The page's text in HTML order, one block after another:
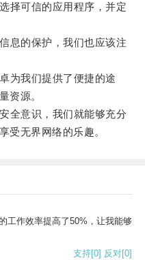
可信的应用程序，并定
的保护，我们也应该注
我们提供了便捷的途
资源。
意识，我们就能够充分
受无界网络的乐趣。
工作效率提高了50%，让我能够
支持[0] 反对[0]